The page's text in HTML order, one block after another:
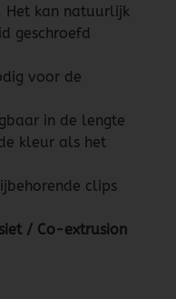
Het kan natuurlijk
geschroefd
voor de
in de lengte
kleur als het
clips
/ Co-extrusion